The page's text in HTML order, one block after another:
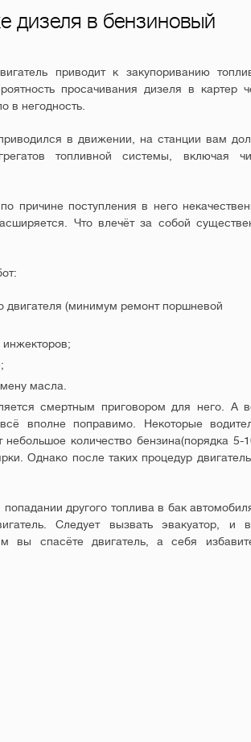
дизеля в бензиновый
приводит к закупориванию
просачивания дизеля в картер
в негодность.
в движении, на станции вам
топливной системы, включая
причине поступления в него
Что влечёт за собой
двигателя (минимум ремонт поршневой
масла.
смертным приговором для него. А
вполне поправимо. Некоторые
количество бензина(порядка 5-
Однако после таких процедур
другого топлива в бак
Следует вызвать эвакуатор, и
вы спасёте двигатель, а себя